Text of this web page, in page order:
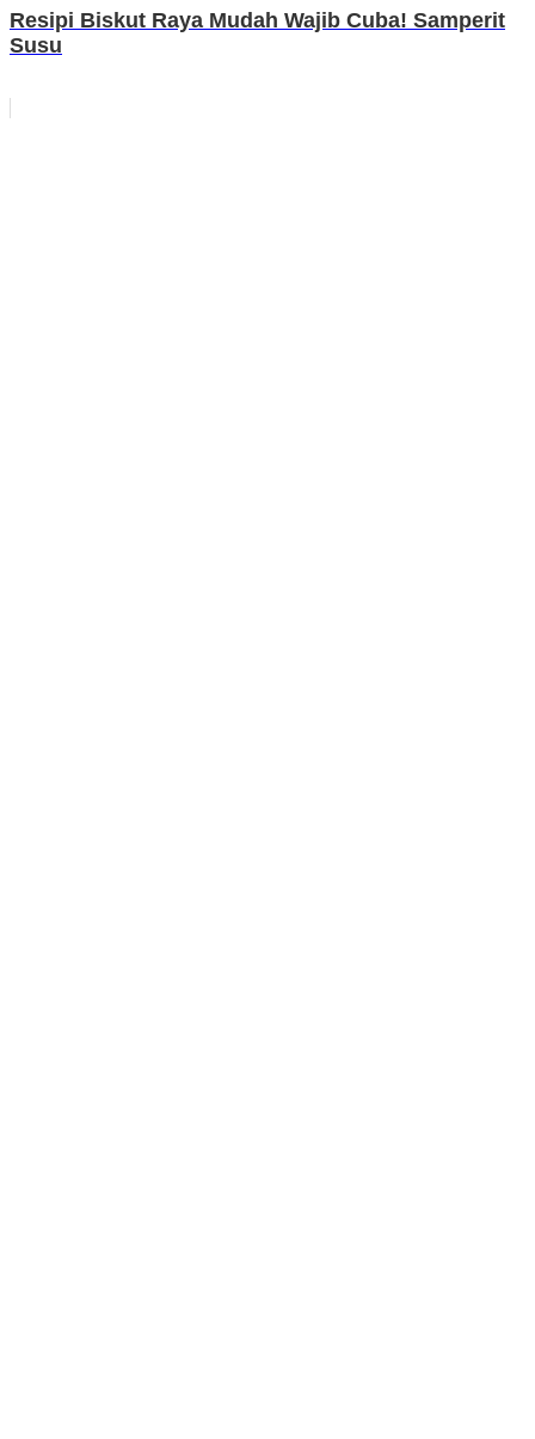
Resipi Biskut Raya Mudah Wajib Cuba! Samperit
Susu